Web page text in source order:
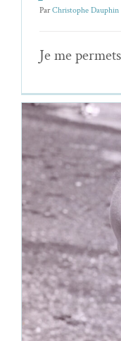
ParChristophe Dauphin
Je me
Gazmend
—
Essais &